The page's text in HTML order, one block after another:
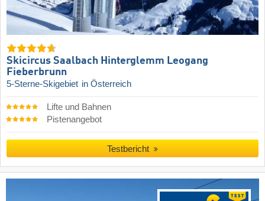
Skicircus Saalbach Hinterglemm Leogang
Fieberbrunn
5-Sterne-Skigebiet in Österreich
Lifte und Bahnen
Pistenangebot
Testbericht